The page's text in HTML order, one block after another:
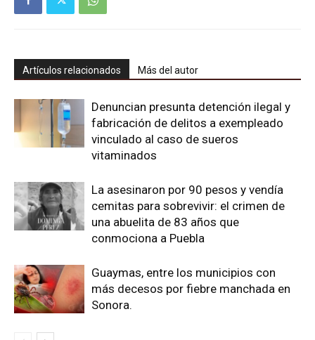
Artículos relacionados Más del autor
Denuncian presunta detención ilegal y
fabricación de delitos a exempleado
vinculado al caso de sueros
vitaminados
La asesinaron por 90 pesos y vendía
cemitas para sobrevivir: el crimen de
una abuelita de 83 años que
conmociona a Puebla
Guaymas, entre los municipios con
más decesos por fiebre manchada en
Sonora.